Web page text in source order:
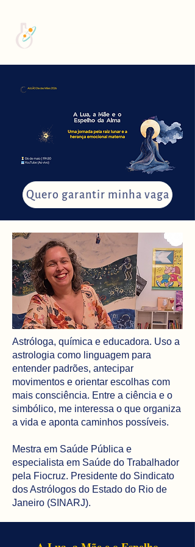
Quero garantir minha vaga
Astróloga, química e educadora. Uso a
astrologia como linguagem para
entender padrões, antecipar
movimentos e orientar escolhas com
mais consciência. Entre a ciência e o
simbólico, me interessa o que organiza
a vida e aponta caminhos possíveis.
Mestra em Saúde Pública e
especialista em Saúde do Trabalhador
pela Fiocruz. Presidente do Sindicato
dos Astrólogos do Estado do Rio de
Janeiro (SINARJ).